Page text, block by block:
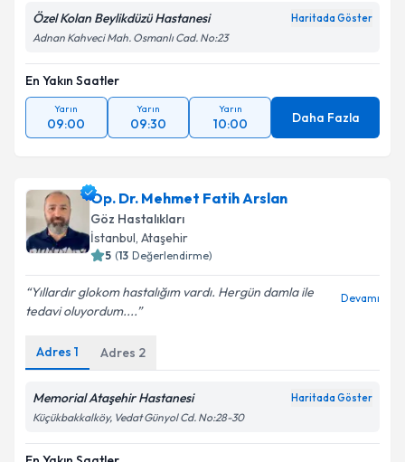
Kişisel verilerimin işlenmesine ilişkin
Aydınlatma
Metni'ni okudum ve kişisel verilerimin belirtilen
Takvim Talebini Gönder
Özel Kolan Beylikdüzü Hastanesi Haritada Göster
Adnan Kahveci Mah. Osmanlı Cad. No:23
En Yakın Saatler
Yarın
09:00
Yarın
09:30
Yarın
10:00 Daha Fazla
Op. Dr. Mehmet Fatih Arslan
Göz Hastalıkları
İstanbul, Ataşehir
5 (13 Değerlendirme)
Yıllardır glokom hastalığım vardı. Hergün damla ile
tedavi oluyordum....
Devamı
Adres 1 Adres 2
Memorial Ataşehir Hastanesi Haritada Göster
Küçükbakkalköy, Vedat Günyol Cd. No:28-30